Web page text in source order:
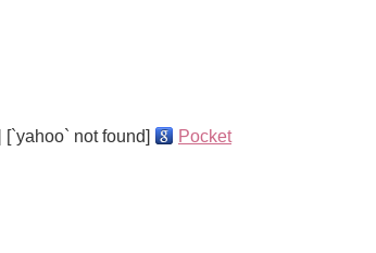
[`yahoo` not found] Pocket